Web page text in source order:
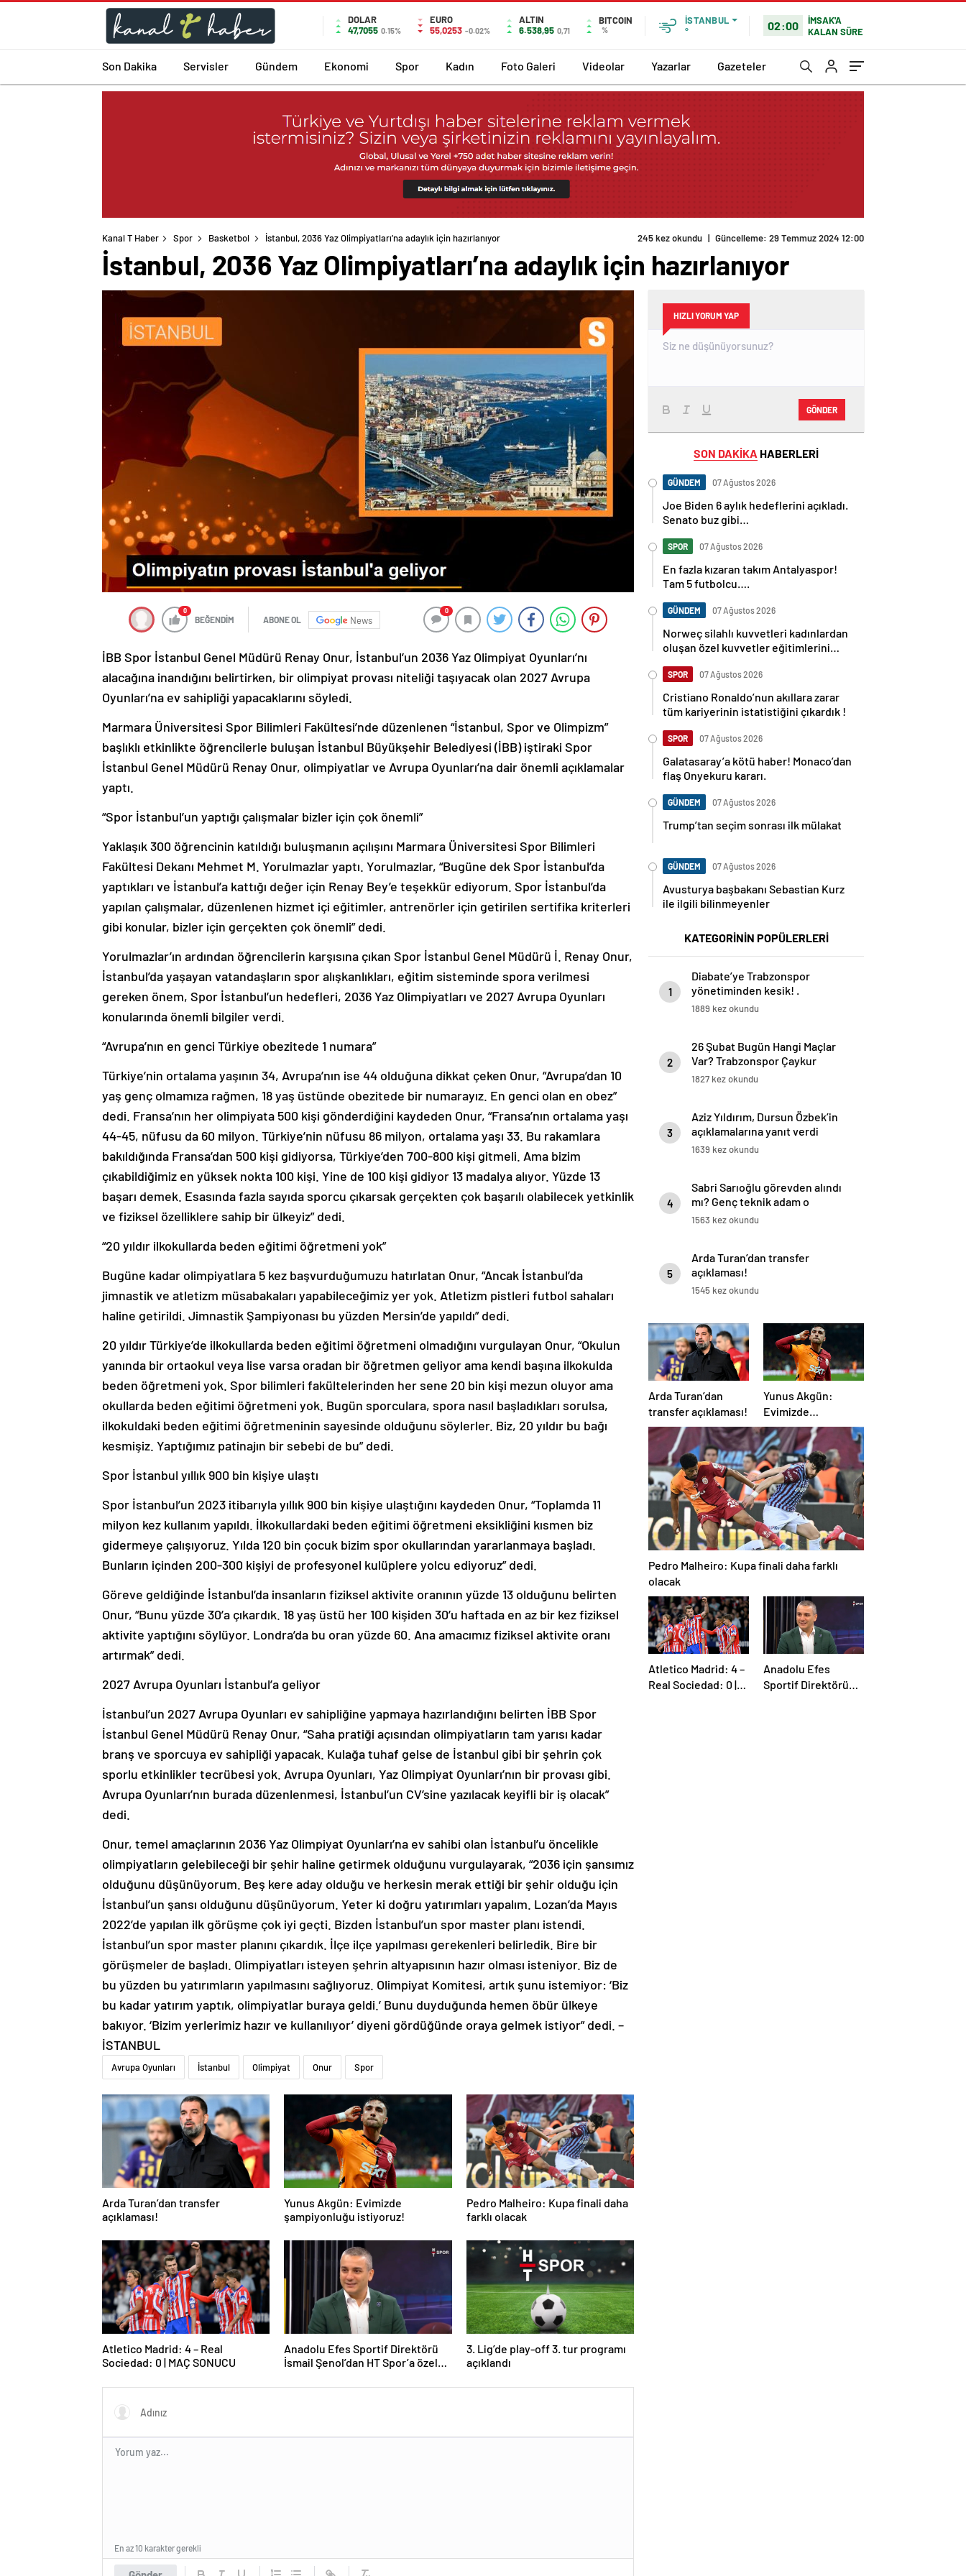
DOLAR
47,7055 0.15%
EURO
55,0253 -0.02%
ALTIN
6.538,95 0,71
BITCOIN
%
İSTANBUL
°
02:00
İMSAK'A
KALAN SÜRE
Son Dakika Servisler Gündem Ekonomi Spor Kadın Foto Galeri Videolar Yazarlar Gazeteler
Kanal T Haber Spor Basketbol İstanbul, 2036 Yaz Olimpiyatları’na adaylık için hazırlanıyor 245 kez okundu | Güncelleme: 29 Temmuz 2024 12:00
İstanbul, 2036 Yaz Olimpiyatları’na adaylık için hazırlanıyor
0
BEĞENDİM ABONE OL News
0
İBB Spor İstanbul Genel Müdürü Renay Onur, İstanbul’un 2036 Yaz Olimpiyat Oyunları’nı
alacağına inandığını belirtirken, bir olimpiyat provası niteliği taşıyacak olan 2027 Avrupa
Oyunları’na ev sahipliği yapacaklarını söyledi.
Marmara Üniversitesi Spor Bilimleri Fakültesi’nde düzenlenen “İstanbul, Spor ve Olimpizm”
başlıklı etkinlikte öğrencilerle buluşan İstanbul Büyükşehir Belediyesi (İBB) iştiraki Spor
İstanbul Genel Müdürü Renay Onur, olimpiyatlar ve Avrupa Oyunları’na dair önemli açıklamalar
yaptı.
“Spor İstanbul’un yaptığı çalışmalar bizler için çok önemli”
Yaklaşık 300 öğrencinin katıldığı buluşmanın açılışını Marmara Üniversitesi Spor Bilimleri
Fakültesi Dekanı Mehmet M. Yorulmazlar yaptı. Yorulmazlar, “Bugüne dek Spor İstanbul’da
yaptıkları ve İstanbul’a kattığı değer için Renay Bey’e teşekkür ediyorum. Spor İstanbul’da
yapılan çalışmalar, düzenlenen hizmet içi eğitimler, antrenörler için getirilen sertifika kriterleri
gibi konular, bizler için gerçekten çok önemli” dedi.
Yorulmazlar’ın ardından öğrencilerin karşısına çıkan Spor İstanbul Genel Müdürü İ. Renay Onur,
İstanbul’da yaşayan vatandaşların spor alışkanlıkları, eğitim sisteminde spora verilmesi
gereken önem, Spor İstanbul’un hedefleri, 2036 Yaz Olimpiyatları ve 2027 Avrupa Oyunları
konularında önemli bilgiler verdi.
“Avrupa’nın en genci Türkiye obezitede 1 numara”
Türkiye’nin ortalama yaşının 34, Avrupa’nın ise 44 olduğuna dikkat çeken Onur, “Avrupa’dan 10
yaş genç olmamıza rağmen, 18 yaş üstünde obezitede bir numarayız. En genci olan en obez”
dedi. Fransa’nın her olimpiyata 500 kişi gönderdiğini kaydeden Onur, “Fransa’nın ortalama yaşı
44-45, nüfusu da 60 milyon. Türkiye’nin nüfusu 86 milyon, ortalama yaşı 33. Bu rakamlara
bakıldığında Fransa’dan 500 kişi gidiyorsa, Türkiye’den 700-800 kişi gitmeli. Ama bizim
çıkabildiğimiz en yüksek nokta 100 kişi. Yine de 100 kişi gidiyor 13 madalya alıyor. Yüzde 13
başarı demek. Esasında fazla sayıda sporcu çıkarsak gerçekten çok başarılı olabilecek yetkinlik
ve fiziksel özelliklere sahip bir ülkeyiz” dedi.
“20 yıldır ilkokullarda beden eğitimi öğretmeni yok”
Bugüne kadar olimpiyatlara 5 kez başvurduğumuzu hatırlatan Onur, “Ancak İstanbul’da
jimnastik ve atletizm müsabakaları yapabileceğimiz yer yok. Atletizm pistleri futbol sahaları
haline getirildi. Jimnastik Şampiyonası bu yüzden Mersin’de yapıldı” dedi.
20 yıldır Türkiye’de ilkokullarda beden eğitimi öğretmeni olmadığını vurgulayan Onur, “Okulun
yanında bir ortaokul veya lise varsa oradan bir öğretmen geliyor ama kendi başına ilkokulda
beden öğretmeni yok. Spor bilimleri fakültelerinden her sene 20 bin kişi mezun oluyor ama
okullarda beden eğitimi öğretmeni yok. Bugün sporculara, spora nasıl başladıkları sorulsa,
ilkokuldaki beden eğitimi öğretmeninin sayesinde olduğunu söylerler. Biz, 20 yıldır bu bağı
kesmişiz. Yaptığımız patinajın bir sebebi de bu” dedi.
Spor İstanbul yıllık 900 bin kişiye ulaştı
Spor İstanbul’un 2023 itibarıyla yıllık 900 bin kişiye ulaştığını kaydeden Onur, “Toplamda 11
milyon kez kullanım yapıldı. İlkokullardaki beden eğitimi öğretmeni eksikliğini kısmen biz
gidermeye çalışıyoruz. Yılda 120 bin çocuk bizim spor okullarından yararlanmaya başladı.
Bunların içinden 200-300 kişiyi de profesyonel kulüplere yolcu ediyoruz” dedi.
Göreve geldiğinde İstanbul’da insanların fiziksel aktivite oranının yüzde 13 olduğunu belirten
Onur, “Bunu yüzde 30’a çıkardık. 18 yaş üstü her 100 kişiden 30’u haftada en az bir kez fiziksel
aktivite yaptığını söylüyor. Londra’da bu oran yüzde 60. Ana amacımız fiziksel aktivite oranı
artırmak” dedi.
2027 Avrupa Oyunları İstanbul’a geliyor
İstanbul’un 2027 Avrupa Oyunları ev sahipliğine yapmaya hazırlandığını belirten İBB Spor
İstanbul Genel Müdürü Renay Onur, “Saha pratiği açısından olimpiyatların tam yarısı kadar
branş ve sporcuya ev sahipliği yapacak. Kulağa tuhaf gelse de İstanbul gibi bir şehrin çok
sporlu etkinlikler tecrübesi yok. Avrupa Oyunları, Yaz Olimpiyat Oyunları’nın bir provası gibi.
Avrupa Oyunları’nın burada düzenlenmesi, İstanbul’un CV’sine yazılacak keyifli bir iş olacak”
dedi.
Onur, temel amaçlarının 2036 Yaz Olimpiyat Oyunları’na ev sahibi olan İstanbul’u öncelikle
olimpiyatların gelebileceği bir şehir haline getirmek olduğunu vurgulayarak, “2036 için şansımız
olduğunu düşünüyorum. Beş kere aday olduğu ve herkesin merak ettiği bir şehir olduğu için
İstanbul’un şansı olduğunu düşünüyorum. Yeter ki doğru yatırımları yapalım. Lozan’da Mayıs
2022’de yapılan ilk görüşme çok iyi geçti. Bizden İstanbul’un spor master planı istendi.
İstanbul’un spor master planını çıkardık. İlçe ilçe yapılması gerekenleri belirledik. Bire bir
görüşmeler de başladı. Olimpiyatları isteyen şehrin altyapısının hazır olması isteniyor. Biz de
bu yüzden bu yatırımların yapılmasını sağlıyoruz. Olimpiyat Komitesi, artık şunu istemiyor: ‘Biz
bu kadar yatırım yaptık, olimpiyatlar buraya geldi.’ Bunu duyduğunda hemen öbür ülkeye
bakıyor. ‘Bizim yerlerimiz hazır ve kullanılıyor’ diyeni gördüğünde oraya gelmek istiyor” dedi. –
İSTANBUL
Avrupa Oyunları İstanbul Olimpiyat Onur Spor
Arda Turan’dan transfer
açıklaması!
Yunus Akgün: Evimizde
şampiyonluğu istiyoruz!
Pedro Malheiro: Kupa finali daha
farklı olacak
Atletico Madrid: 4 – Real
Sociedad: 0 | MAÇ SONUCU
Anadolu Efes Sportif Direktörü
İsmail Şenol’dan HT Spor’a özel
hayalini kuruyorduk!
3. Lig’de play-off 3. tur programı
açıklandı
En az 10 karakter gerekli
HIZLI YORUM YAP
GÖNDER
SON DAKİKA HABERLERİ
GÜNDEM 07 Ağustos 2026
Joe Biden 6 aylık hedeflerini açıkladı.
Senato buz gibi…
SPOR 07 Ağustos 2026
En fazla kızaran takım Antalyaspor!
Tam 5 futbolcu….
GÜNDEM 07 Ağustos 2026
Norweç silahlı kuvvetleri kadınlardan
oluşan özel kuvvetler eğitimlerini
SPOR 07 Ağustos 2026
Cristiano Ronaldo’nun akıllara zarar
tüm kariyerinin istatistiğini çıkardık !
SPOR 07 Ağustos 2026
Galatasaray’a kötü haber! Monaco’dan
flaş Onyekuru kararı.
GÜNDEM 07 Ağustos 2026
Trump’tan seçim sonrası ilk mülakat
GÜNDEM 07 Ağustos 2026
Avusturya başbakanı Sebastian Kurz
ile ilgili bilinmeyenler
KATEGORİNİN POPÜLERLERİ
1
Diabate’ye Trabzonspor
yönetiminden kesik! .
1889 kez okundu
2
26 Şubat Bugün Hangi Maçlar
Var? Trabzonspor Çaykur
Rizespor Maçı Hangi Kanalda?
1827 kez okundu
3
Aziz Yıldırım, Dursun Özbek’in
açıklamalarına yanıt verdi
1639 kez okundu
4
Sabri Sarıoğlu görevden alındı
mı? Genç teknik adam o
iddialara yanıt verdi
1563 kez okundu
5
Arda Turan’dan transfer
açıklaması!
1545 kez okundu
Arda Turan’dan
transfer açıklaması!
Yunus Akgün:
Evimizde
şampiyonluğu
istiyoruz!
Pedro Malheiro: Kupa finali daha farklı
olacak
Atletico Madrid: 4 –
Real Sociedad: 0 |
Anadolu Efes
Sportif Direktörü